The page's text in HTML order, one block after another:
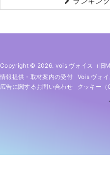
Copyright © 2026. vois ヴォイス（旧
情報提供・取材案内の受付
Vois ヴォ
広告に関するお問い合わせ
クッキー